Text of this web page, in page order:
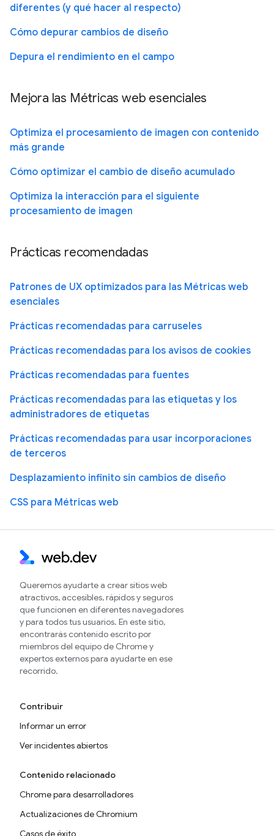
diferentes (y qué hacer al respecto)
Cómo depurar cambios de diseño
Depura el rendimiento en el campo
Mejora las Métricas web esenciales
Optimiza el procesamiento de imagen con contenido
más grande
Cómo optimizar el cambio de diseño acumulado
Optimiza la interacción para el siguiente
procesamiento de imagen
Prácticas recomendadas
Patrones de UX optimizados para las Métricas web
esenciales
Prácticas recomendadas para carruseles
Prácticas recomendadas para los avisos de cookies
Prácticas recomendadas para fuentes
Prácticas recomendadas para las etiquetas y los
administradores de etiquetas
Prácticas recomendadas para usar incorporaciones
de terceros
Desplazamiento infinito sin cambios de diseño
CSS para Métricas web
Queremos ayudarte a crear sitios web
atractivos, accesibles, rápidos y seguros
que funcionen en diferentes navegadores
y para todos tus usuarios. En este sitio,
encontrarás contenido escrito por
miembros del equipo de Chrome y
expertos externos para ayudarte en ese
recorrido.
Contribuir
Informar un error
Ver incidentes abiertos
Contenido relacionado
Chrome para desarrolladores
Actualizaciones de Chromium
Casos de éxito